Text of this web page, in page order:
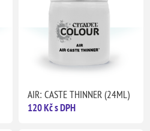
AIR: CASTE THINNER (24ML)
120 Kč s DPH